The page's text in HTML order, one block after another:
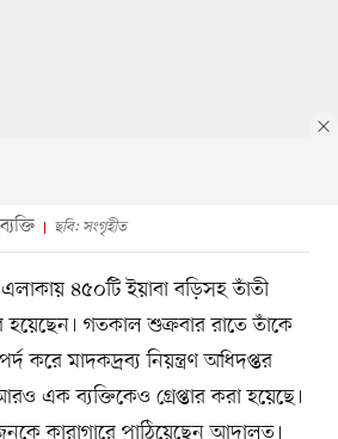
ছবি: সংগৃহীত
৪৫০টি ইয়াবা বড়িসহ তাঁতী
হয়েছেন। গতকাল শুক্রবার রাতে তাঁকে
করে মাদকদ্রব্য নিয়ন্ত্রণ অধিদপ্তর
এক ব্যক্তিকেও গ্রেপ্তার করা হয়েছে।
কারাগারে পাঠিয়েছেন আদালত।